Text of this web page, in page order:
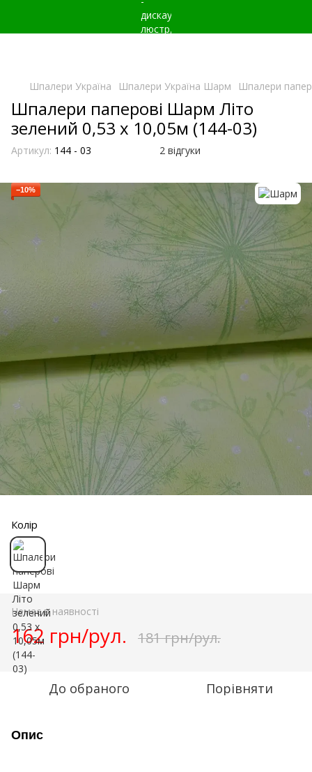
Шпалери Україна Шпалери Україна Шарм Шпалери
Шпалери паперові Шарм Літо
зелений 0,53 х 10,05м (144-03)
Артикул: 144 - 03 2 відгуки
−10%
Колір
Немає в наявності
162 грн/рул. 181 грн/рул.
До обраного Порівняти
Опис